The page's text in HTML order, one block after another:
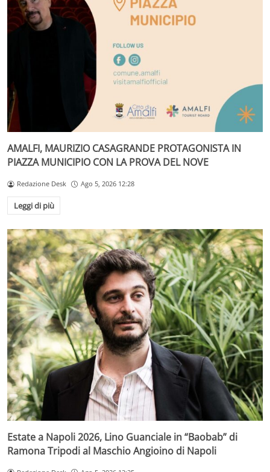
AMALFI, MAURIZIO CASAGRANDE PROTAGONISTA IN
PIAZZA MUNICIPIO CON LA PROVA DEL NOVE
Redazione Desk Ago 5, 2026 12:28
Leggi di più
Estate a Napoli 2026, Lino Guanciale in “Baobab” di
Ramona Tripodi al Maschio Angioino di Napoli